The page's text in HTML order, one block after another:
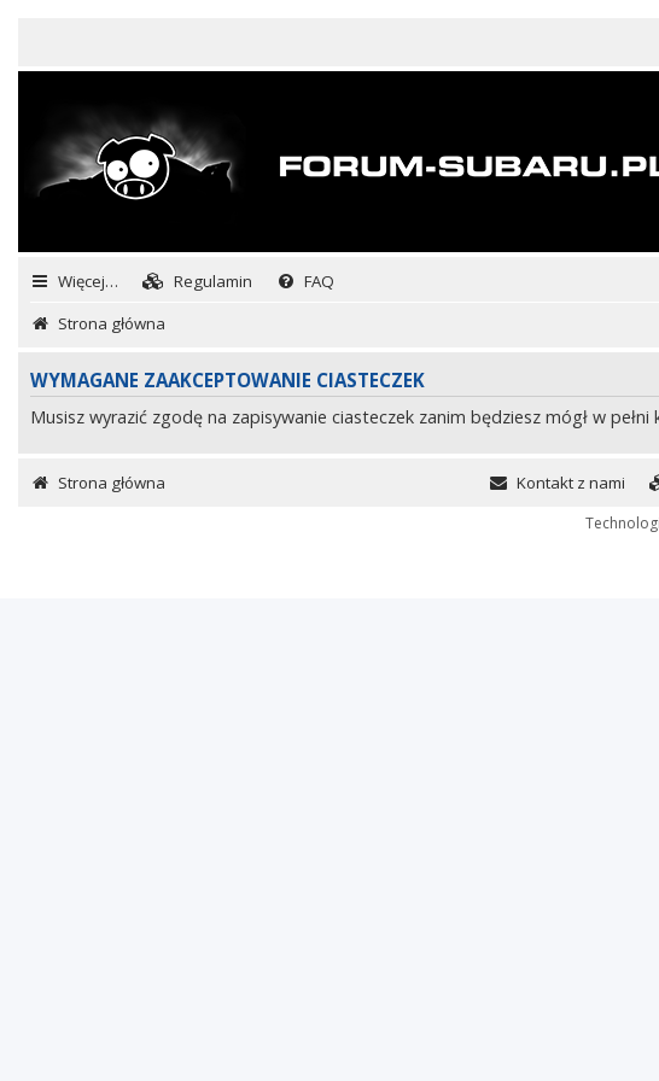
Więcej… Regulamin FAQ
Strona główna
WYMAGANE ZAAKCEPTOWANIE CIASTECZEK
Musisz wyrazić zgodę na zapisywanie ciasteczek zanim będziesz mógł w
Strona główna Kontakt z nami